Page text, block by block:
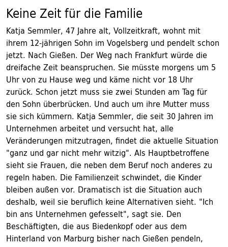
Keine Zeit für die Familie
Katja Semmler, 47 Jahre alt, Vollzeitkraft, wohnt mit
ihrem 12-jährigen Sohn im Vogelsberg und pendelt schon
jetzt. Nach Gießen. Der Weg nach Frankfurt würde die
dreifache Zeit beanspruchen. Sie müsste morgens um 5
Uhr von zu Hause weg und käme nicht vor 18 Uhr
zurück. Schon jetzt muss sie zwei Stunden am Tag für
den Sohn überbrücken. Und auch um ihre Mutter muss
sie sich kümmern. Katja Semmler, die seit 30 Jahren im
Unternehmen arbeitet und versucht hat, alle
Veränderungen mitzutragen, findet die aktuelle Situation
"ganz und gar nicht mehr witzig". Als Hauptbetroffene
sieht sie Frauen, die neben dem Beruf noch anderes zu
regeln haben. Die Familienzeit schwindet, die Kinder
bleiben außen vor. Dramatisch ist die Situation auch
deshalb, weil sie beruflich keine Alternativen sieht. "Ich
bin ans Unternehmen gefesselt", sagt sie. Den
Beschäftigten, die aus Biedenkopf oder aus dem
Hinterland von Marburg bisher nach Gießen pendeln,